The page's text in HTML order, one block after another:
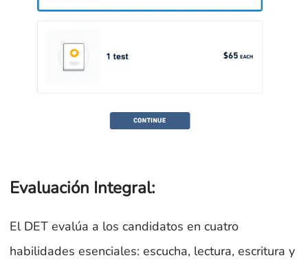
Evaluación Integral:
El DET evalúa a los candidatos en cuatro
habilidades esenciales: escucha, lectura, escritura y